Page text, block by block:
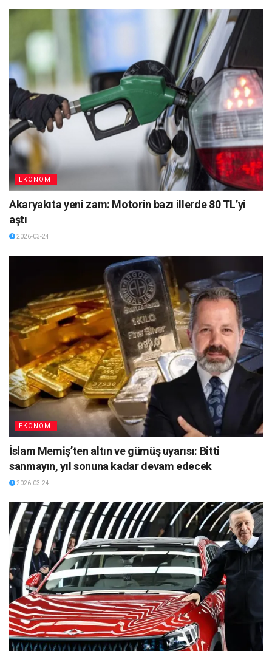
EKONOMI
Akaryakıta yeni zam: Motorin bazı illerde 80 TL’yi
aştı
2026-03-24
EKONOMI
İslam Memiş’ten altın ve gümüş uyarısı: Bitti
sanmayın, yıl sonuna kadar devam edecek
2026-03-24